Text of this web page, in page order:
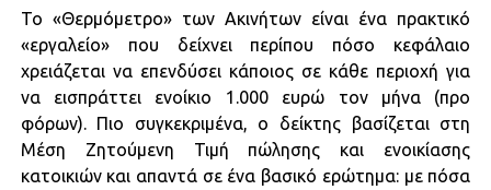
To «Θερμόμετρο» των Ακινήτων είναι ένα πρακτικό
«εργαλείο» που δείχνει περίπου πόσο κεφάλαιο
χρειάζεται να επενδύσει κάποιος σε κάθε περιοχή για
να εισπράττει ενοίκιο 1.000 ευρώ τον μήνα (προ
φόρων). Πιο συγκεκριμένα, ο δείκτης βασίζεται στη
Μέση Ζητούμενη Τιμή πώλησης και ενοικίασης
κατοικιών και απαντά σε ένα βασικό ερώτημα: με πόσα